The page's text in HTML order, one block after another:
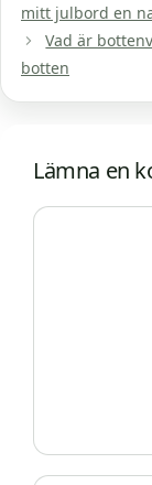
mitt julbord en
Vad är
botten
Lämna en
Kommentar